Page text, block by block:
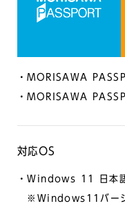
・MORISAWA
・MORISAWA
対応OS
・Windows 11 日本
※Windows11バージ